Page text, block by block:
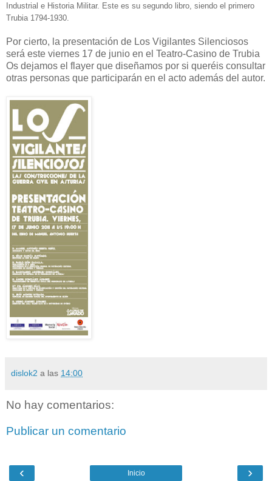
Industrial e Historia Militar. Este es su segundo libro, siendo el primero
Trubia 1794-1930.
Por cierto, la presentación de Los Vigilantes Silenciosos
será este viernes 17 de junio en el Teatro-Casino de Trubia
Os dejamos el flayer que diseñamos por si queréis consultar
otras personas que participarán en el acto además del autor.
dislok2 a las 14:00
No hay comentarios:
Publicar un comentario
‹ ›
Inicio